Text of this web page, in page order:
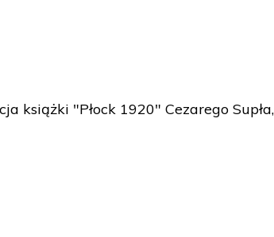
książki "Płock 1920" Cezarego